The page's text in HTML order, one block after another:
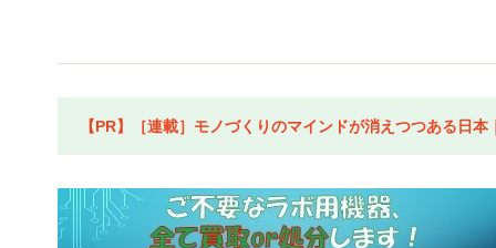
【PR】［連載］モノづくりのマインドが消えつつある日